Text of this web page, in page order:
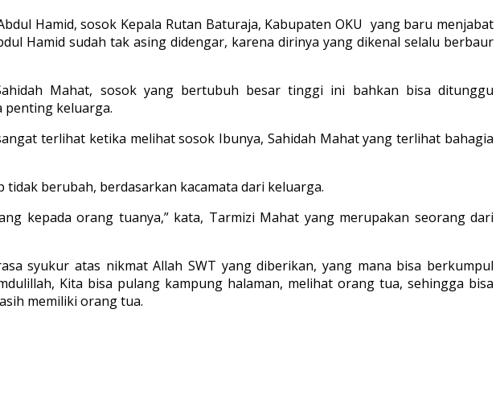
Hamid, sosok Kepala Rutan Baturaja, Kabupaten OKU yang baru menjabat
Hamid sudah tak asing didengar, karena dirinya yang dikenal selalu berbaur
Mahat, sosok yang bertubuh besar tinggi ini bahkan bisa ditunggu
penting keluarga.
terlihat ketika melihat sosok Ibunya, Sahidah Mahat yang terlihat bahagia
berubah, berdasarkan kacamata dari keluarga.
kepada orang tuanya,” kata, Tarmizi Mahat yang merupakan seorang dari
syukur atas nikmat Allah SWT yang diberikan, yang mana bisa berkumpul
Kita bisa pulang kampung halaman, melihat orang tua, sehingga bisa
memiliki orang tua.